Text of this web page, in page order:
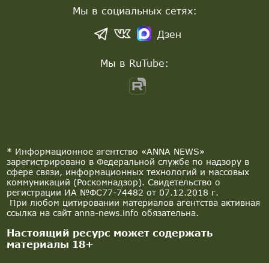
* Информационное агентство «ANNA NEWS»
зарегистрировано в Федеральной службе по надзору в
сфере связи, информационных технологий и массовых
коммуникаций (Роскомнадзор). Свидетельство о
регистрации ИА №ФС77-74482 от 07.12.2018 г.
При любом цитировании материалов агентства активная
ссылка на сайт anna-news.info обязательна.
Настоящий ресурс может содержать
материалы 18+
Мы в социальных сетях:
Дзен
Мы в RuTube: